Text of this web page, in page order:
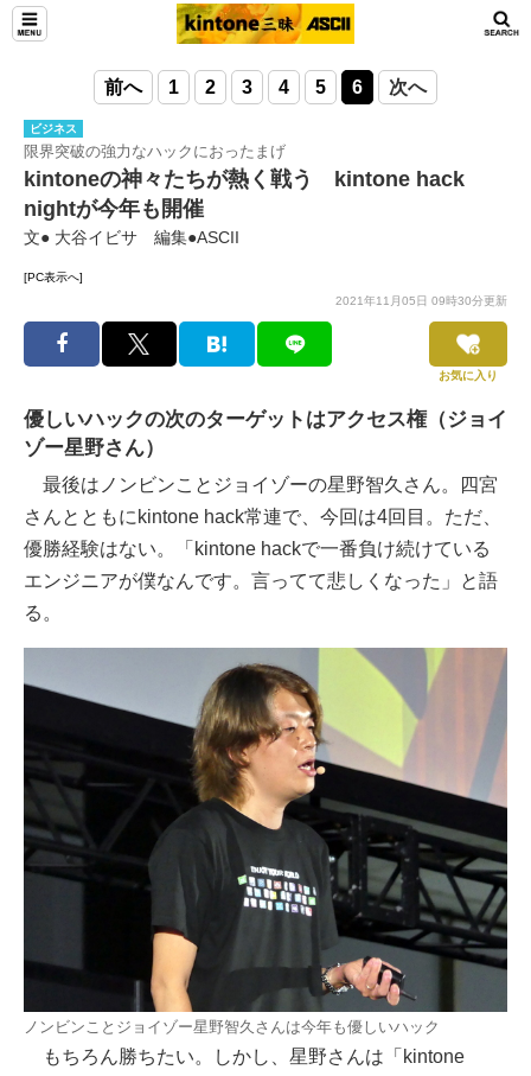
前へ 1 2 3 4 5 6 次へ
ビジネス
限界突破の強力なハックにおったまげ
kintoneの神々たちが熱く戦う kintone hack
nightが今年も開催
文● 大谷イビサ 編集●ASCII
[PC表示へ]
2021年11月05日 09時30分更新
お気に入り
優しいハックの次のターゲットはアクセス権（ジョイ
ゾー星野さん）
最後はノンビンことジョイゾーの星野智久さん。四宮
さんとともにkintone hack常連で、今回は4回目。ただ、
優勝経験はない。「kintone hackで一番負け続けている
エンジニアが僕なんです。言ってて悲しくなった」と語
る。
ノンビンことジョイゾー星野智久さんは今年も優しいハック
もちろん勝ちたい。しかし、星野さんは「kintone